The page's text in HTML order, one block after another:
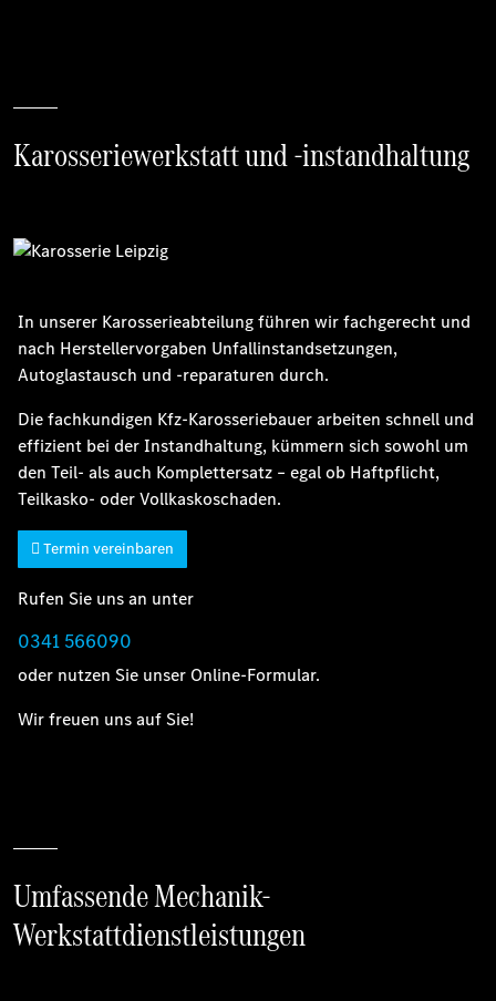
Karosseriewerkstatt und -instandhaltung
In unserer Karosserieabteilung führen wir fachgerecht und
nach Herstellervorgaben Unfallinstandsetzungen,
Autoglastausch und -reparaturen durch.
Die fachkundigen Kfz-Karosseriebauer arbeiten schnell und
effizient bei der Instandhaltung, kümmern sich sowohl um
den Teil- als auch Komplettersatz – egal ob Haftpflicht,
Teilkasko- oder Vollkaskoschaden.
Termin vereinbaren
Rufen Sie uns an unter
0341 566090
oder nutzen Sie unser Online-Formular.
Wir freuen uns auf Sie!
Umfassende Mechanik-
Werkstattdienstleistungen